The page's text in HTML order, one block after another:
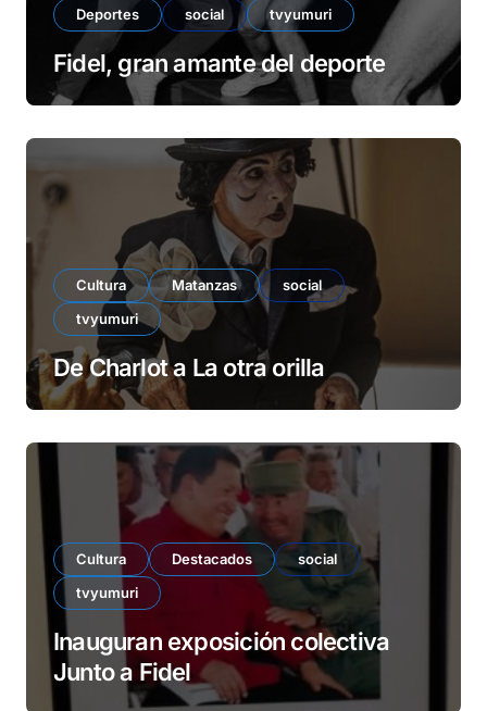
Deportes social tvyumuri
Fidel, gran amante del deporte
Cultura Matanzas
social
tvyumuri
De Charlot a La otra orilla
Cultura Destacados
social
tvyumuri
Inauguran exposición colectiva
Junto a Fidel